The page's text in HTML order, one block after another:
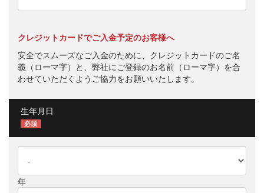
クレジットカードでご入金予定のお客様へ
安全でスムーズなご入金のために、クレジットカードのご名
義（ローマ字）と、弊社にご登録のお名前（ローマ字）を合
わせていただくようご協力をお願いいたします。
生年月日
必須
年